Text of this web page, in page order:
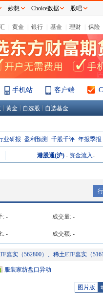
黄金 银行 基金 理财 保险
手机站 客户端
黄金 自选股 自选基金
业研报 盈利预测 千股千评 年报季报
港股通(沪) - 资金流入-
: - 成交量: -
: - 成交额: -
嘉实（562800）、稀土ETF嘉实（
服装家纺盘口异动
图片版
妙想 Choice数据 股吧